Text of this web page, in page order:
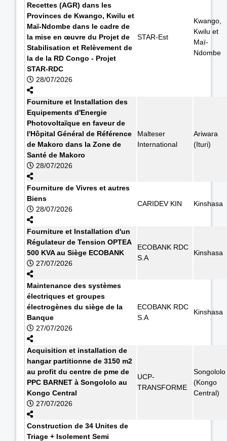
Recettes (AGR) dans les
Provinces de Kwango, Kwilu et
Maï-Ndombe dans le cadre de
la mise en œuvre du Projet de
Stabilisation et Relèvement de
la de la RD Congo - Projet
STAR-RDC
28/07/2026
STAR-Est
Kwango,
Kwilu et
Maï-
Ndombe
Fourniture et Installation des
Equipements d'Energie
Photovoltaïque en faveur de
l'Hôpital Général de Référence
de Makoro dans la Zone de
Santé de Makoro
28/07/2026
Malteser
International
Ariwara
(Ituri)
Fourniture de Vivres et autres
Biens
28/07/2026
CARIDEV KIN Kinshasa
Fourniture et Installation d'un
Régulateur de Tension OPTEA
500 KVA au Siège ECOBANK
27/07/2026
ECOBANK RDC
S.A
Kinshasa
Maintenance des systèmes
électriques et groupes
électrogènes du siège de la
Banque
27/07/2026
ECOBANK RDC
S.A
Kinshasa
Acquisition et installation de
hangar partitionne de 3150 m2
au profit du centre de pme de
PPC BARNET à Songololo au
Kongo Central
27/07/2026
UCP-
TRANSFORME
Songololo
(Kongo
Central)
Construction de 34 Unites de
Triage + Isolement Semi